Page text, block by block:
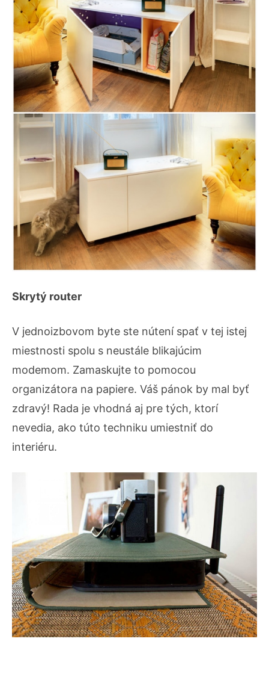
Skrytý router
V jednoizbovom byte ste nútení spať v tej istej
miestnosti spolu s neustále blikajúcim
modemom. Zamaskujte to pomocou
organizátora na papiere. Váš pánok by mal byť
zdravý! Rada je vhodná aj pre tých, ktorí
nevedia, ako túto techniku ​​umiestniť do
interiéru.